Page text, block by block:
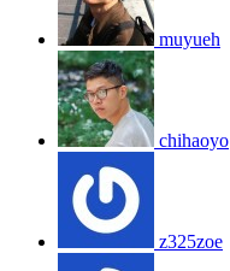
muyueh
chihaoyo
z325zoe